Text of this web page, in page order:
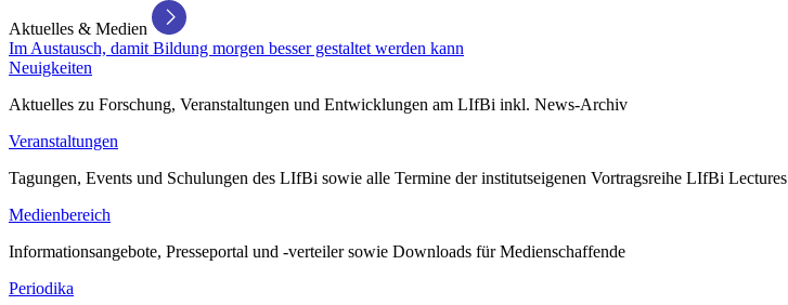
Aktuelles & Medien
Im Austausch, damit Bildung morgen besser gestaltet werden kann
Neuigkeiten
Aktuelles zu Forschung, Veranstaltungen und Entwicklungen am LIfBi inkl. News-Archiv
Veranstaltungen
Tagungen, Events und Schulungen des LIfBi sowie alle Termine der institutseigenen Vortragsreihe LIfBi Lectures
Medienbereich
Informationsangebote, Presseportal und -verteiler sowie Downloads für Medienschaffende
Periodika